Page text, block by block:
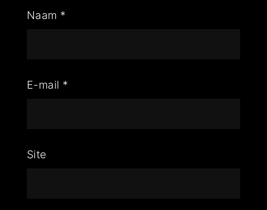
Naam *
E-mail *
Site